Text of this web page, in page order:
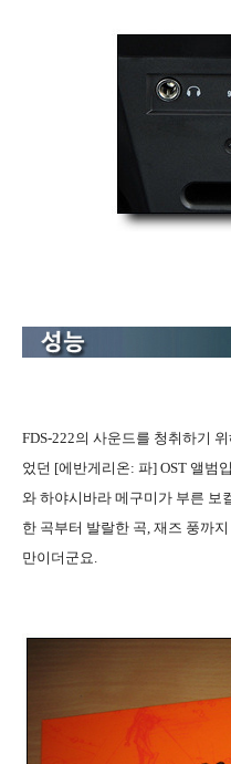
FDS-222의 사운드를 청취하기
었던 [에반게리온: 파] OST 앨범
와 하야시바라 메구미가 부른 보
한 곡부터 발랄한 곡, 재즈 풍까
만이더군요.